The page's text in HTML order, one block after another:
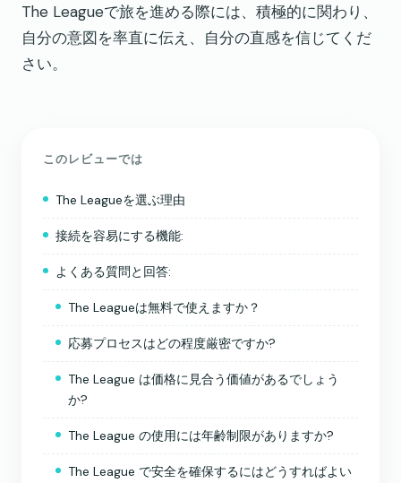
The Leagueで旅を進める際には、積極的に関わり、
自分の意図を率直に伝え、自分の直感を信じてくだ
さい。
このレビューでは
The Leagueを選ぶ理由
接続を容易にする機能:
よくある質問と回答:
The Leagueは無料で使えますか？
応募プロセスはどの程度厳密ですか?
The League は価格に見合う価値があるでしょう
か?
The League の使用には年齢制限がありますか?
The League で安全を確保するにはどうすればよい